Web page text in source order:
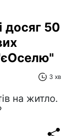
досяг 50
3 хв
на житло.